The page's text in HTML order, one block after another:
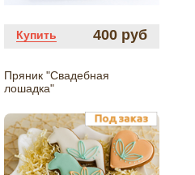
Купить 400 руб
Пряник "Свадебная
лошадка"